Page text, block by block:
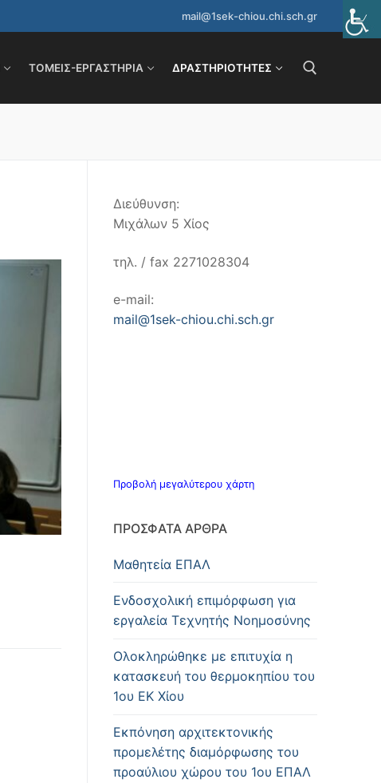
mail@1sek-chiou.chi.sch.gr
ΤΟΜΕΊΣ-ΕΡΓΑΣΤΉΡΙΑ ΔΡΑΣΤΗΡΙΌΤΗΤΕΣ
Διεύθυνση:
Μιχάλων 5 Χίος
τηλ. / fax 2271028304
e-mail:
mail@1sek-chiou.chi.sch.gr
Προβολή μεγαλύτερου χάρτη
ΠΡΌΣΦΑΤΑ ΆΡΘΡΑ
Μαθητεία ΕΠΑΛ
Ενδοσχολική επιμόρφωση για
εργαλεία Τεχνητής Νοημοσύνης
Oλοκληρώθηκε με επιτυχία η
κατασκευή του θερμοκηπίου του
1ου ΕΚ Χίου
Εκπόνηση αρχιτεκτονικής
προμελέτης διαμόρφωσης του
προαύλιου χώρου του 1ου ΕΠΑΛ